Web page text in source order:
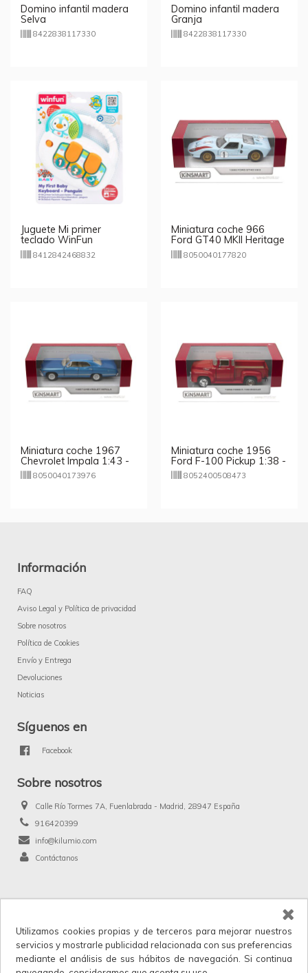
Domino infantil madera
Selva
8422838117330
Domino infantil madera
Granja
8422838117330
Juguete Mi primer
teclado WinFun
8412842468832
Miniatura coche 966
Ford GT40 MKII Heritage
Edition 1:32 - modelos
aleatorios
8050040177820
Miniatura coche 1967
Chevrolet Impala 1:43 -
modelos aleatorios
8050040173976
Miniatura coche 1956
Ford F-100 Pickup 1:38 -
modelos aleatorios
8052400508473
Información
FAQ
Aviso Legal y Política de privacidad
Sobre nosotros
Política de Cookies
Envío y Entrega
Devoluciones
Noticias
Síguenos en
Facebook
Sobre nosotros
Calle Río Tormes 7A, Fuenlabrada - Madrid, 28947 España
916420399
info@kilumio.com
Contáctanos
Kilumio.com. Todos los derechos reservados.
Kilumio, distribuidor y proveedor mayorista de productos de licencias, merchandising
y anunciados en TV. IVA no incluido en los precios.
Horario de atención al cliente: Lunes a Viernes 9:00 a 17:30.
Utilizamos cookies propias y de terceros para mejorar nuestros
servicios y mostrarle publicidad relacionada con sus preferencias
mediante el análisis de sus hábitos de navegación. Si continua